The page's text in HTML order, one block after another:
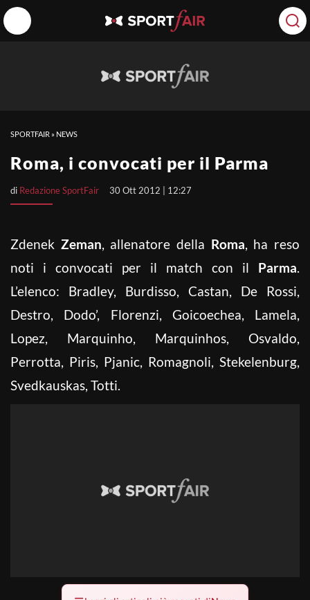
SPORTFAIR » NEWS
Roma, i convocati per il Parma
di Redazione SportFair 30 Ott 2012 | 12:27
Zdenek Zeman, allenatore della Roma, ha reso
noti i convocati per il match con il Parma.
L’elenco: Bradley, Burdisso, Castan, De Rossi,
Destro, Dodo’, Florenzi, Goicoechea, Lamela,
Lopez, Marquinho, Marquinhos, Osvaldo,
Perrotta, Piris, Pjanic, Romagnoli, Stekelenburg,
Svedkauskas, Totti.